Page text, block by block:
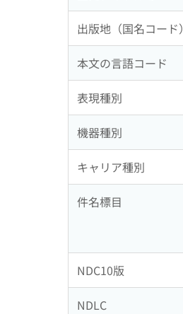
出版地（国名コード）
本文の言語コード
表現種別
機器種別
キャリア種別
件名標目
NDC10版
NDLC